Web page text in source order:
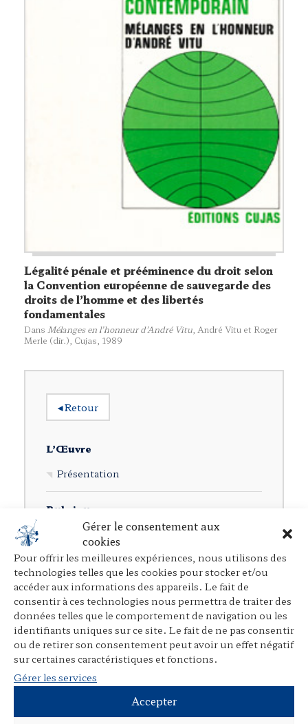
Gérer le consentement aux
cookies
Pour offrir les meilleures expériences, nous utilisons des
technologies telles que les cookies pour stocker et/ou
accéder aux informations des appareils. Le fait de
consentir à ces technologies nous permettra de traiter des
données telles que le comportement de navigation ou les
identifiants uniques sur ce site. Le fait de ne pas consentir
ou de retirer son consentement peut avoir un effet négatif
sur certaines caractéristiques et fonctions.
Gérer les services
Accepter
Légalité pénale et prééminence du droit selon
la Convention européenne de sauvegarde des
droits de l’homme et des libertés
fondamentales
Dans Mélanges en l’honneur d’André Vitu , André Vitu et Roger
Merle (dir.), Cujas , 1989
◂Retour
L’Œuvre
Présentation
Rubriques
Ouvrages individuels
Direction d’ouvrages collectifs
Participation à des ouvrages collectifs
Articles dans des revues juridiques
Avant-propos, préfaces, postfaces,
comptes rendus
rondes
Tribunes et articles divers